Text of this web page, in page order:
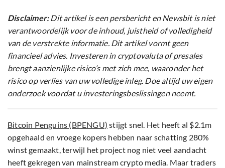
Disclaimer:Dit artikel is een persbericht en Newsbit is niet
verantwoordelijk voor de inhoud, juistheid of volledigheid
van de verstrekte informatie. Dit artikel vormt geen
financieel advies. Investeren in cryptovaluta of presales
brengt aanzienlijke risico’s met zich mee, waaronder het
risico op verlies van uw volledige inleg. Doe altijd uw eigen
onderzoek voordat u investeringsbeslissingen neemt.
Bitcoin Penguins (BPENGU) stijgt snel. Het heeft al $2.1m
opgehaald en vroege kopers hebben naar schatting 280%
winst gemaakt, terwijl het project nog niet veel aandacht
heeft gekregen van mainstream crypto media. Maar traders